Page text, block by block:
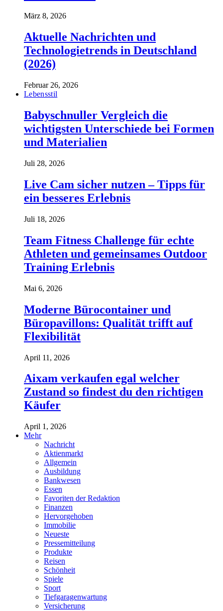
März 8, 2026
Aktuelle Nachrichten und
Technologietrends in Deutschland
(2026)
Februar 26, 2026
Lebensstil
Babyschnuller Vergleich die
wichtigsten Unterschiede bei Formen
und Materialien
Juli 28, 2026
Live Cam sicher nutzen – Tipps für
ein besseres Erlebnis
Juli 18, 2026
Team Fitness Challenge für echte
Athleten und gemeinsames Outdoor
Training Erlebnis
Mai 6, 2026
Moderne Bürocontainer und
Büropavillons: Qualität trifft auf
Flexibilität
April 11, 2026
Aixam verkaufen egal welcher
Zustand so findest du den richtigen
Käufer
April 1, 2026
Mehr
Nachricht
Aktienmarkt
Allgemein
Ausbildung
Bankwesen
Essen
Favoriten der Redaktion
Finanzen
Hervorgehoben
Immobilie
Neueste
Pressemitteilung
Produkte
Reisen
Schönheit
Spiele
Sport
Tiefgaragenwartung
Versicherung